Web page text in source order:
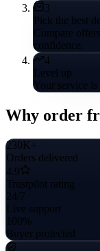
3
Pick the best
Compare
confidence.
4
Level up
Your service is
Why order
230K+
Orders delivered
4.9
Trustpilot rating
24/7
Live support
100%
Buyer protected